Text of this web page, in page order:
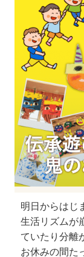
明日からはじ
生活リズムが
ていたり分離
お休みの間た